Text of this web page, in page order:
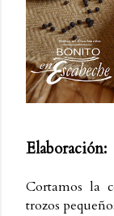
Elaboración:
Cortamos la
trozos